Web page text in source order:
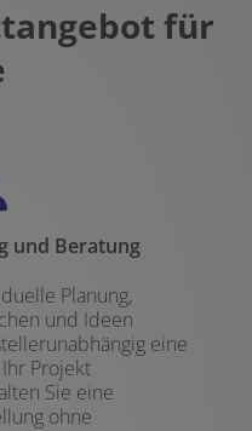
für
und Beratung
Planung,
und Ideen
eine
Projekt
Sie eine
ohne